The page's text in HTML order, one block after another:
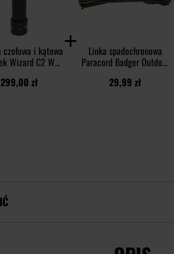
czołowa i kątowa
Wizard C2 WR
1020 lumenów
299,00 zł
Linka spadochronowa
Paracord Badger Outdoor
29,99 zł